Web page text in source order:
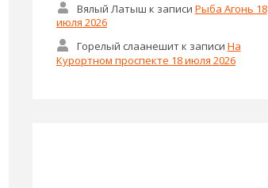
Вялый Латыш к записи Рыба Агонь 18
июля 2026
Горелый слаанешитк записи На
Курортном проспекте 18 июля 2026